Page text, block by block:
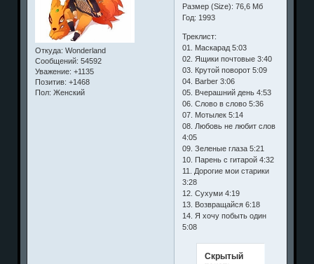
Откуда: Wonderland
Сообщений: 54592
Уважение: +1135
Позитив: +1468
Пол: Женский
Размер (Size): 76,6 Мб
Год: 1993
Треклист:
01. Маскарад 5:03
02. Ящики почтовые 3:40
03. Крутой поворот 5:09
04. Barber 3:06
05. Вчерашний день 4:53
06. Слово в слово 5:36
07. Мотылек 5:14
08. Любовь не любит слов
4:05
09. Зеленые глаза 5:21
10. Парень с гитарой 4:32
11. Дорогие мои старики
3:28
12. Сухуми 4:19
13. Возвращайся 6:18
14. Я хочу побыть один
5:08
Скрытый